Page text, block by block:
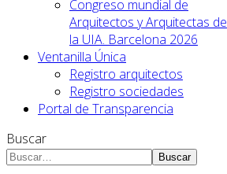
Congreso mundial de
Arquitectos y Arquitectas de
la UIA. Barcelona 2026
Ventanilla Única
Registro arquitectos
Registro sociedades
Portal de Transparencia
Buscar
Buscar